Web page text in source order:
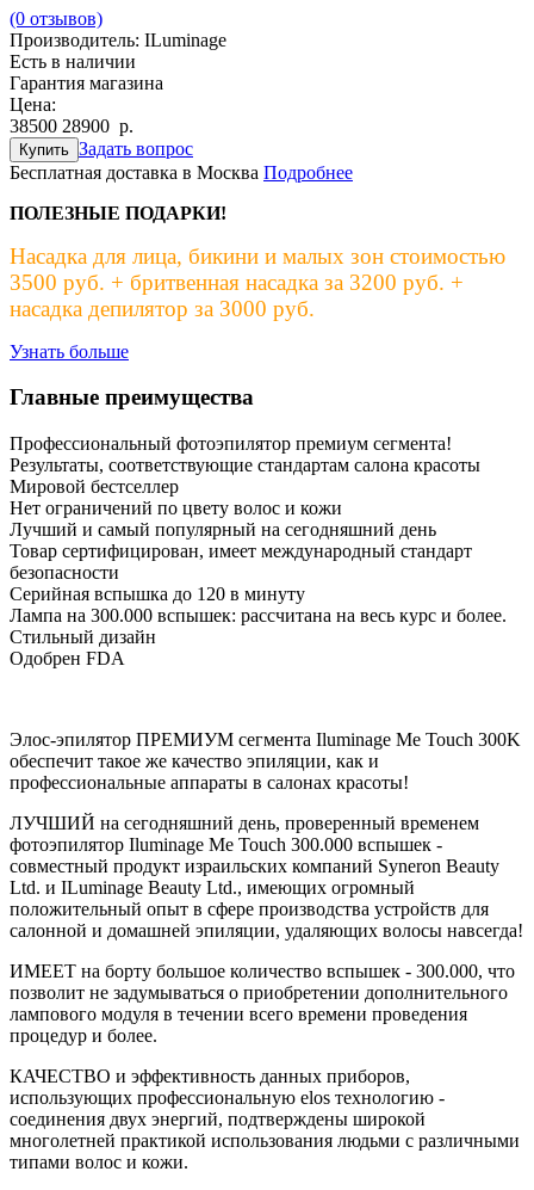
(0 отзывов)
Производитель: ILuminage
Есть в наличии
Гарантия магазина
Цена:
38500 28900 р.
Купить Задать вопрос
Бесплатная доставка в Москва Подробнее
ПОЛЕЗНЫЕ ПОДАРКИ!
Насадка для лица, бикини и малых зон стоимостью
3500 руб. + бритвенная насадка за 3200 руб. +
насадка депилятор за 3000 руб.
Узнать больше
Главные преимущества
Профессиональный фотоэпилятор премиум сегмента!
Результаты, соответствующие стандартам салона красоты
Мировой бестселлер
Нет ограничений по цвету волос и кожи
Лучший и самый популярный на сегодняшний день
Товар сертифицирован, имеет международный стандарт
безопасности
Серийная вспышка до 120 в минуту
Лампа на 300.000 вспышек: рассчитана на весь курс и более.
Стильный дизайн
Одобрен FDA
Элос-эпилятор ПРЕМИУМ сегмента Iluminage Me Touch 300K
обеспечит такое же качество эпиляции, как и
профессиональные аппараты в салонах красоты!
ЛУЧШИЙ на сегодняшний день, проверенный временем
фотоэпилятор Iluminage Me Touch 300.000 вспышек -
совместный продукт израильских компаний Syneron Beauty
Ltd. и ILuminage Beauty Ltd., имеющих огромный
положительный опыт в сфере производства устройств для
салонной и домашней эпиляции, удаляющих волосы навсегда!
ИМЕЕТ на борту большое количество вспышек - 300.000, что
позволит не задумываться о приобретении дополнительного
лампового модуля в течении всего времени проведения
процедур и более.
КАЧЕСТВО и эффективность данных приборов,
использующих профессиональную elos технологию -
соединения двух энергий, подтверждены широкой
многолетней практикой использования людьми с различными
типами волос и кожи.